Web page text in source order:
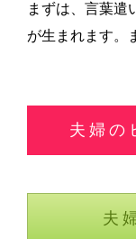
まずは、言葉遣
が生まれます。
夫婦
夫